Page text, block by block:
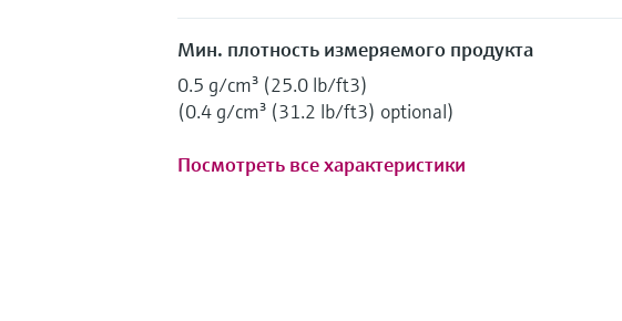
Мин. плотность измеряемого продукта
0.5 g/cm³ (25.0 lb/ft3)
(0.4 g/cm³ (31.2 lb/ft3) optional)
Посмотреть все характеристики